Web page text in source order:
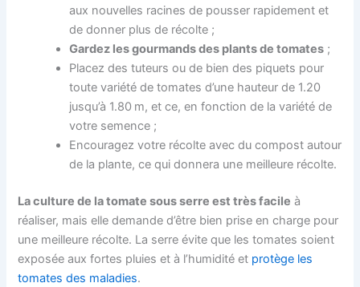
aux nouvelles racines de pousser rapidement et
de donner plus de récolte ;
Gardez les gourmands des plants de tomates ;
Placez des tuteurs ou de bien des piquets pour
toute variété de tomates d’une hauteur de 1.20
jusqu’à 1.80 m, et ce, en fonction de la variété de
votre semence ;
Encouragez votre récolte avec du compost autour
de la plante, ce qui donnera une meilleure récolte.
La culture de la tomate sous serre est très facile à
réaliser, mais elle demande d’être bien prise en charge pour
une meilleure récolte. La serre évite que les tomates soient
exposée aux fortes pluies et à l’humidité et protège les
tomates des maladies.